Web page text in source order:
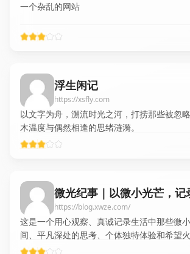
一个杂乱的网站
浮生闲记
https://xsfly.com
以文字为舟，溯流时光之河，打捞那些被忽
木温度与偶然相逢的思绪涟漪。
https://blog.xwze.com/
这是一个用心观察、真诚记录生活中那些微
间、平凡深处的思考、个体独特体验和希望
着谦逊的态度，珍视每一个容易被忽略的闪光